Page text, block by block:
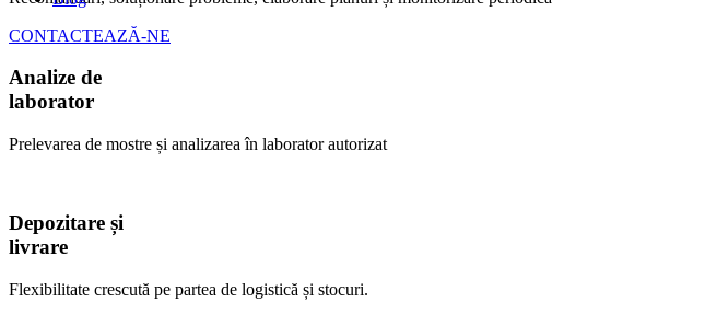
CONTACTEAZĂ-NE
Analize de
laborator
Prelevarea de mostre și analizarea în laborator autorizat
Depozitare și
livrare
Flexibilitate crescută pe partea de logistică și stocuri.